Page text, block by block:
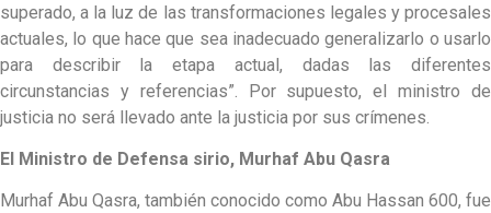
superado, a la luz de las transformaciones legales y procesales
actuales, lo que hace que sea inadecuado generalizarlo o usarlo
para describir la etapa actual, dadas las diferentes
circunstancias y referencias”. Por supuesto, el ministro de
justicia no será llevado ante la justicia por sus crímenes.
El Ministro de Defensa sirio, Murhaf Abu Qasra
Murhaf Abu Qasra, también conocido como Abu Hassan 600, fue